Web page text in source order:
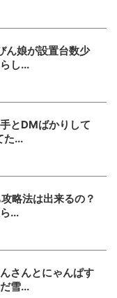
ん娘が設置台数少
し...
とDMばかりして
た...
略法は出来るの？
...
さんとにゃんぱす
雪...